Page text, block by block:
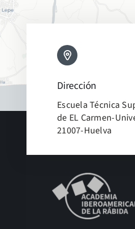
Dirección
Escuela Técnica
de EL Carmen-
21007-Huelva